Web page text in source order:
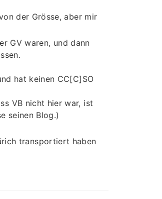
der Grösse, aber mir
GV waren, und dann
hat keinen CC[C]SO
VB nicht hier war, ist
seinen Blog.)
transportiert haben